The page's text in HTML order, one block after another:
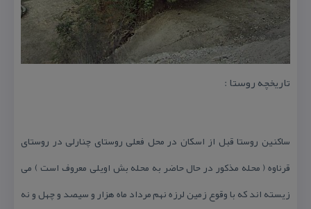
تاریخچه روستا :
ساكنین روستا قبل از اسكان در محل فعلی روستای چنارلی در روستای
قرناوه ( محله مذكور در حال حاضر به محله بش اویلی معروف است ) می
زیسته اند كه با وقوع زمین لرزه نهم مرداد ماه هزار و سیصد و چهل و نه